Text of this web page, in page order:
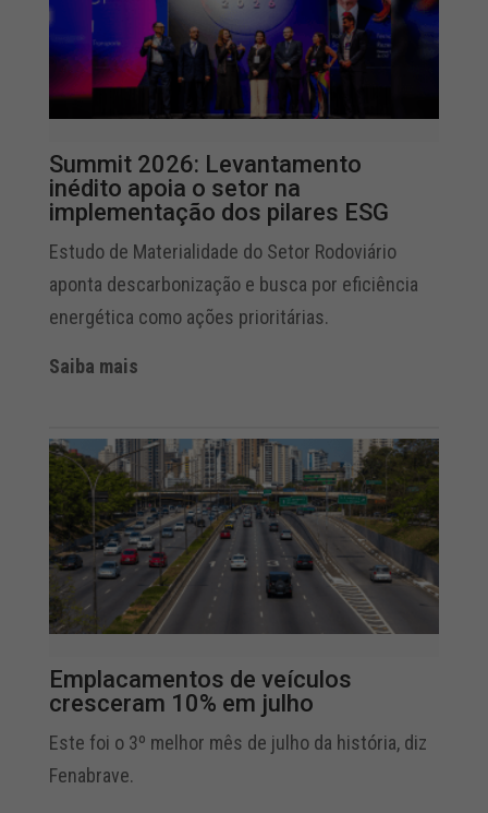
Summit 2026: Levantamento
inédito apoia o setor na
implementação dos pilares ESG
Estudo de Materialidade do Setor Rodoviário
aponta descarbonização e busca por eficiência
energética como ações prioritárias.
Saiba mais
Emplacamentos de veículos
cresceram 10% em julho
Este foi o 3º melhor mês de julho da história, diz
Fenabrave.